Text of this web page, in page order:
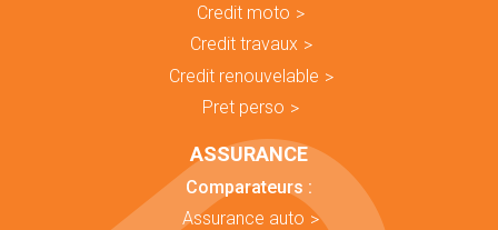
Credit moto
Credit travaux
Credit renouvelable
Pret perso
ASSURANCE
Comparateurs :
Assurance auto